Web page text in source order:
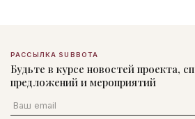
РАССЫЛКА SUBBOTA
Будьте в курсе новостей проекта,
предложений и мероприятий
Email